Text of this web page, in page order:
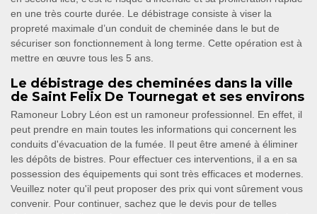
en une très courte durée. Le débistrage consiste à viser la
propreté maximale d’un conduit de cheminée dans le but de
sécuriser son fonctionnement à long terme. Cette opération est à
mettre en œuvre tous les 5 ans.
Le débistrage des cheminées dans la ville
de Saint Felix De Tournegat et ses environs
Ramoneur Lobry Léon est un ramoneur professionnel. En effet, il
peut prendre en main toutes les informations qui concernent les
conduits d'évacuation de la fumée. Il peut être amené à éliminer
les dépôts de bistres. Pour effectuer ces interventions, il a en sa
possession des équipements qui sont très efficaces et modernes.
Veuillez noter qu'il peut proposer des prix qui vont sûrement vous
convenir. Pour continuer, sachez que le devis pour de telles